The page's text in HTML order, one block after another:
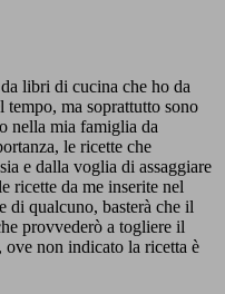
libri di cucina che ho da
tempo, ma soprattutto sono
nella mia famiglia da
le ricette che
e dalla voglia di assaggiare
ricette da me inserite nel
di qualcuno, basterà che il
provvederò a togliere il
non indicato la ricetta è